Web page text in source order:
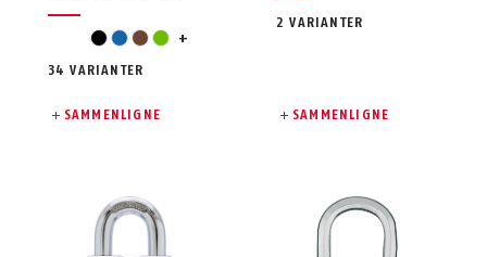
svart
blåbrungrønn
oransje +
34 VARIANTER
SAMMENLIGNE
2 VARIANTER
SAMMENLIGNE